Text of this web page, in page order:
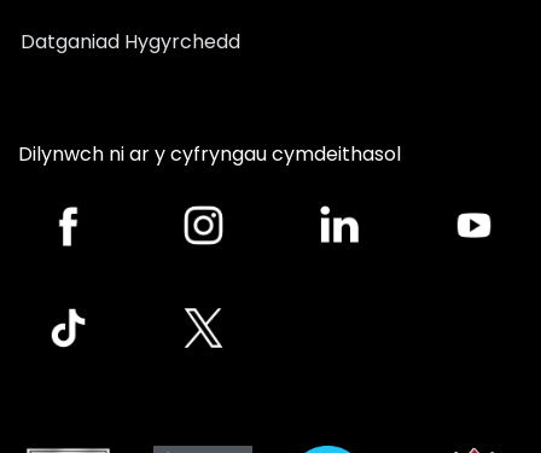
Datganiad Hygyrchedd
Dilynwch ni ar y cyfryngau cymdeithasol